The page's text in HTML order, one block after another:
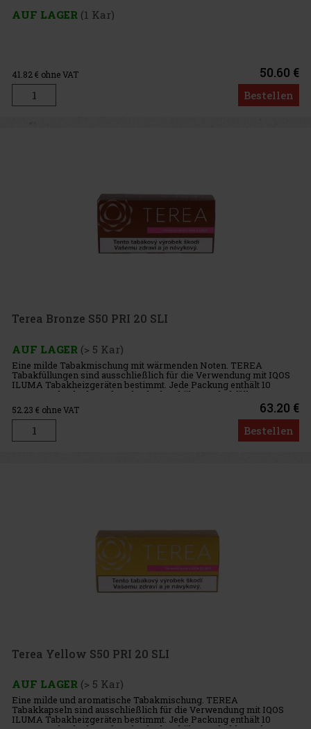
AUF LAGER (1 Kar)
41.82€ ohne VAT 50.60 €
Bestellen
Terea Bronze S50 PRI 20 SLI
AUF LAGER (> 5 Kar)
Eine milde Tabakmischung mit wärmenden Noten. TEREA
Tabakfüllungen sind ausschließlich für die Verwendung mit IQOS
ILUMA Tabakheizgeräten bestimmt. Jede Packung enthält 10
TEREA-Schachteln. Jede Schachtel enthält 20 Tabakfüllungen.
Intensität: 8/10
52.23 € ohne VAT 63.20 €
Bestellen
Terea Yellow S50 PRI 20 SLI
AUF LAGER (> 5 Kar)
Eine milde und aromatische Tabakmischung. TEREA
Tabakkapseln sind ausschließlich für die Verwendung mit IQOS
ILUMA Tabakheizgeräten bestimmt. Jede Packung enthält 10